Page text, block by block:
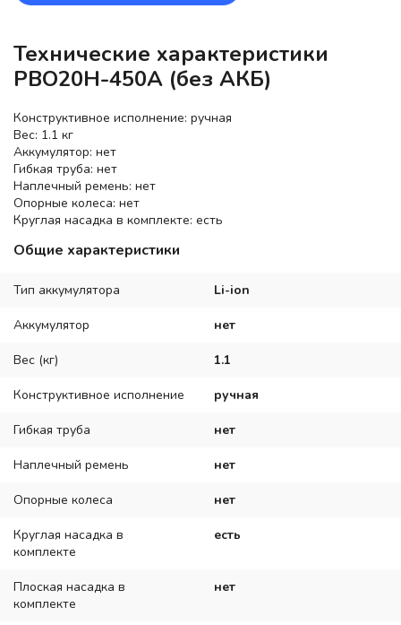
Технические характеристики
PBO20H-450A (без АКБ)
Конструктивное исполнение: ручная
Вес: 1.1 кг
Аккумулятор: нет
Гибкая труба: нет
Наплечный ремень: нет
Опорные колеса: нет
Круглая насадка в комплекте: есть
Общие характеристики
Тип аккумулятора Li-ion
Аккумулятор нет
Вес (кг) 1.1
Конструктивное исполнение ручная
Гибкая труба нет
Наплечный ремень нет
Опорные колеса нет
Круглая насадка в
комплекте
есть
Плоская насадка в
комплекте
нет